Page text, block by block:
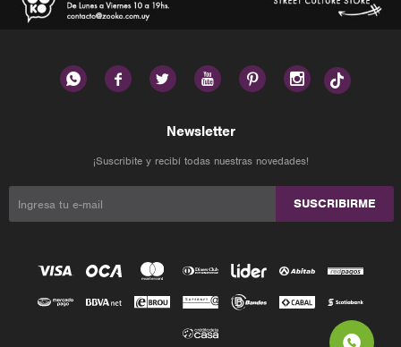
     
Newsletter
¡Suscribite y recibí todas nuestras novedades!
SUSCRIBIRME